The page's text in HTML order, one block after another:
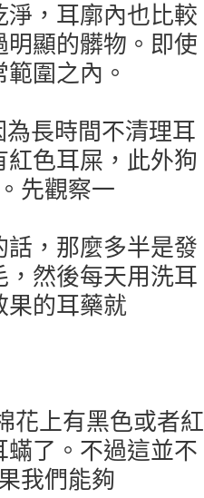
，耳廓內也比較
顯的髒物。即使
圍之內。
長時間不清理耳
色耳屎，此外狗
先觀察一
，那麼多半是發
然後每天用洗耳
果的耳藥就
上有黑色或者紅
了。不過這並不
我們能夠